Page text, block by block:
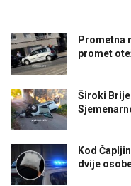
Prometna
promet
Široki
Kod
dvije